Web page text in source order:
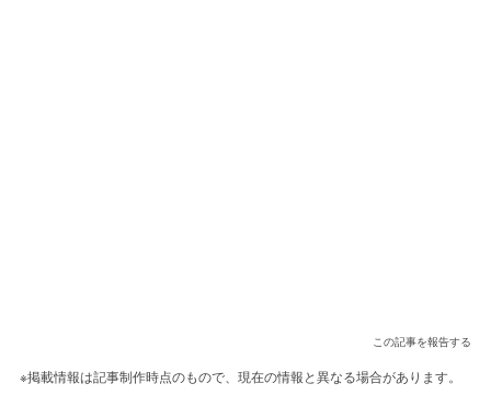
この記事を報告する
※掲載情報は記事制作時点のもので、現在の情報と異なる場合があります。